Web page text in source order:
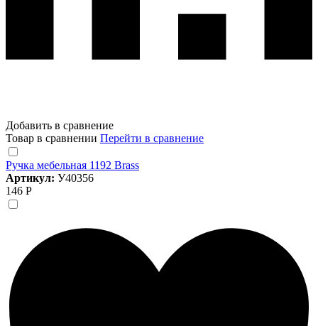
Добавить в сравнение
Товар в сравнении Перейти в сравнение
Ручка мебельная 1192 Brass
Артикул: У40356
146 Р